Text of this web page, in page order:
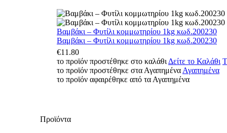
Βαμβάκι – Φυτίλι κομμωτηρίου 1kg κωδ.200230
Βαμβάκι – Φυτίλι κομμωτηρίου 1kg κωδ.200230
€11.80
το προϊόν προστέθηκε στο καλάθι Δείτε το Καλάθι
το προϊόν προστέθηκε στα Αγαπημένα Αγαπημένα
το προϊόν αφαιρέθηκε από τα Αγαπημένα
Προϊόντα